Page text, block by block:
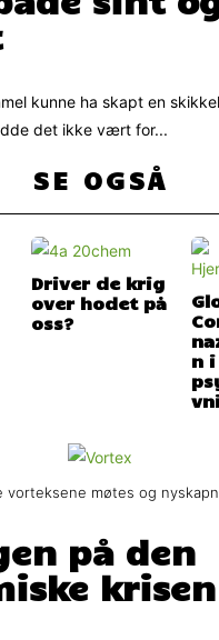
kunne ha skapt en
det ikke vært for...
SE OGSÅ
Driver de krig
over hodet på
oss?
n
vorteksene møtes og
på den
krisen